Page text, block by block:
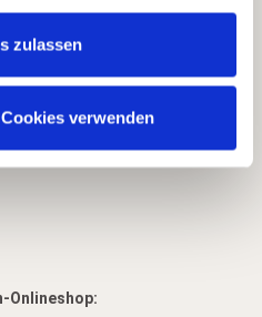
zulassen
verwenden
Onlineshop: